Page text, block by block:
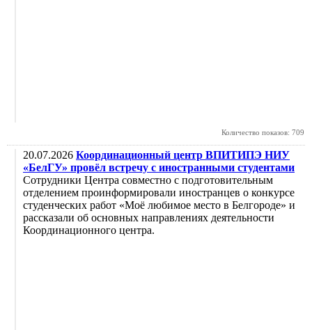
Количество показов: 709
20.07.2026 Координационный центр ВПИТИПЭ НИУ
«БелГУ» провёл встречу с иностранными студентами
Сотрудники Центра совместно с подготовительным
отделением проинформировали иностранцев о конкурсе
студенческих работ «Моё любимое место в Белгороде» и
рассказали об основных направлениях деятельности
Координационного центра.